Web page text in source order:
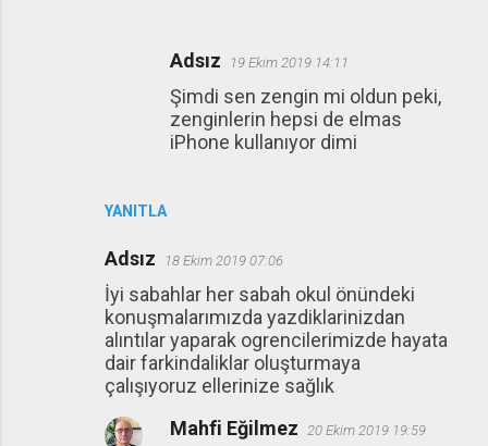
YANITLA
Adsız 19 Ekim 2019 14:11
Şimdi sen zengin mi oldun peki,
zenginlerin hepsi de elmas
iPhone kullanıyor dimi
Adsız 18 Ekim 2019 07:06
İyi sabahlar her sabah okul önündeki
konuşmalarımızda yazdiklarinizdan
alıntılar yaparak ogrencilerimizde hayata
dair farkindaliklar oluşturmaya
çalışıyoruz ellerinize sağlık
Mahfi Eğilmez 20 Ekim 2019 19:59